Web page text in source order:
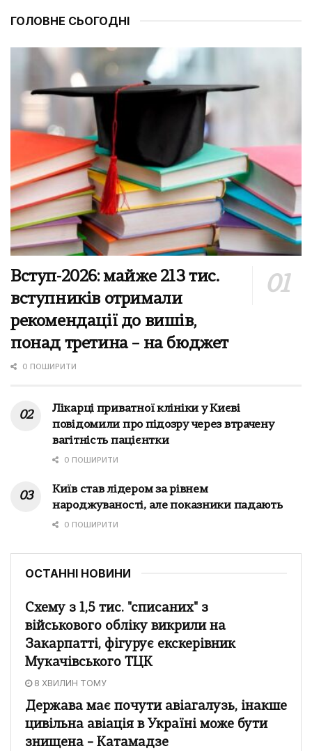
ГОЛОВНЕ СЬОГОДНІ
Вступ-2026: майже 213 тис.
вступників отримали
рекомендації до вишів,
понад третина – на бюджет
0 ПОШИРИТИ
Лікарці приватної клініки у Києві
повідомили про підозру через втрачену
вагітність пацієнтки
0 ПОШИРИТИ
Київ став лідером за рівнем
народжуваності, але показники падають
0 ПОШИРИТИ
ОСТАННІ НОВИНИ
Схему з 1,5 тис. "списаних" з
військового обліку викрили на
Закарпатті, фігурує екскерівник
Мукачівського ТЦК
8 ХВИЛИН ТОМУ
Держава має почути авіагалузь, інакше
цивільна авіація в Україні може бути
знищена – Катамадзе